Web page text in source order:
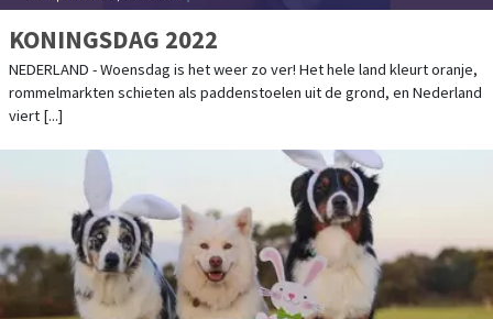
KONINGSDAG 2022
NEDERLAND - Woensdag is het weer zo ver! Het hele land kleurt oranje,
rommelmarkten schieten als paddenstoelen uit de grond, en Nederland
viert [...]